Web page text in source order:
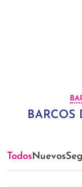
TodosNuevos